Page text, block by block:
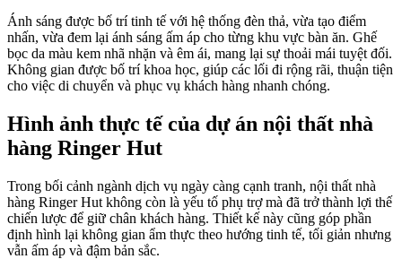
Ánh sáng được bố trí tinh tế với hệ thống đèn thả, vừa tạo điểm
nhấn, vừa đem lại ánh sáng ấm áp cho từng khu vực bàn ăn. Ghế
bọc da màu kem nhã nhặn và êm ái, mang lại sự thoải mái tuyệt đối.
Không gian được bố trí khoa học, giúp các lối đi rộng rãi, thuận tiện
cho việc di chuyển và phục vụ khách hàng nhanh chóng.
Hình ảnh thực tế của dự án nội thất nhà
hàng Ringer Hut
Trong bối cảnh ngành dịch vụ ngày càng cạnh tranh, nội thất nhà
hàng Ringer Hut không còn là yếu tố phụ trợ mà đã trở thành lợi thế
chiến lược để giữ chân khách hàng. Thiết kế này cũng góp phần
định hình lại không gian ẩm thực theo hướng tinh tế, tối giản nhưng
vẫn ấm áp và đậm bản sắc.